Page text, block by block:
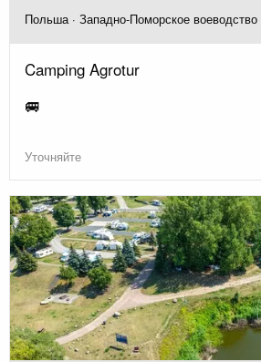
Польша · Западно-Поморское воеводство
Camping Agrotur
🚐
Уточняйте